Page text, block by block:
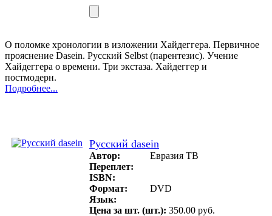
О поломке хронологии в изложении Хайдеггера. Первичное
прояснение Dasein. Русский Selbst (парентезис). Учение
Хайдеггера о времени. Три экстаза. Хайдеггер и
постмодерн.
Подробнее...
Русский dasein
Автор:
Евразия ТВ
Переплет:
ISBN:
Формат:
DVD
Язык:
Цена за шт. (шт.): 350.00 руб.